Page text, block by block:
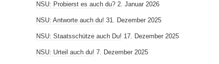
NSU: Probierst es auch du? 2. Januar 2026
NSU: Antworte auch du! 31. Dezember 2025
NSU: Staatsschütze auch Du! 17. Dezember 2025
NSU: Urteil auch du! 7. Dezember 2025